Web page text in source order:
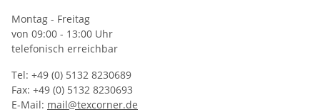
Montag - Freitag
von 09:00 - 13:00 Uhr
telefonisch erreichbar
Tel: +49 (0) 5132 8230689
Fax: +49 (0) 5132 8230693
E-Mail: mail@texcorner.de